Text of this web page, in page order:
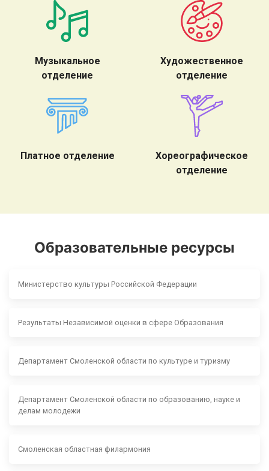
Музыкальное
отделение
Художественное
отделение
Платное отделение
Хореографическое
отделение
Образовательные ресурсы
Министерство культуры Российской Федерации
Результаты Независимой оценки в сфере Образования
Департамент Смоленской области по культуре и туризму
Департамент Смоленской области по образованию, науке и
делам молодежи
Смоленская областная филармония